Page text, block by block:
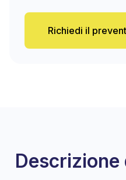
Richiedi il